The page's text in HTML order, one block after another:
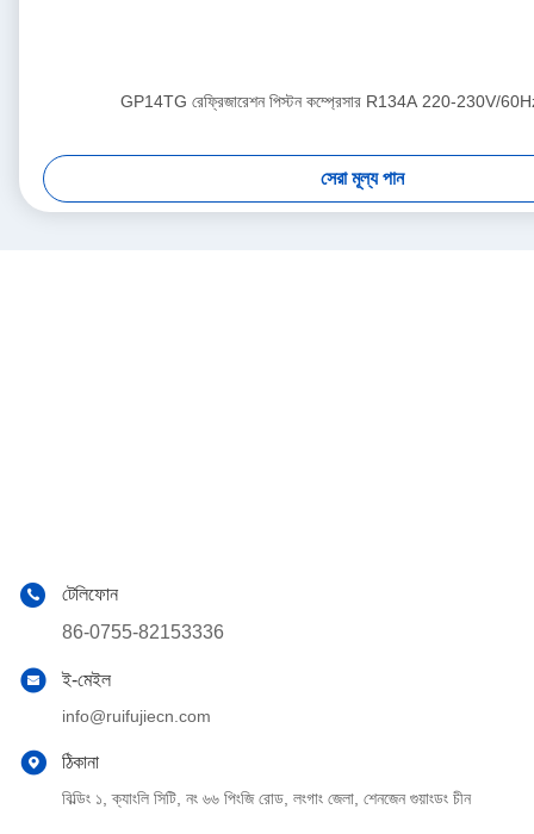
GP14TG রেফ্রিজারেশন পিস্টন কম্প্রেসার R134A 220-230V/
সেরা মূল্য পান
টেলিফোন
86-0755-82153336
ই-মেইল
info@ruifujiecn.com
ঠিকানা
বিল্ডিং ১, ক্যাংলি সিটি, নং ৬৬ পিংজি রোড, লংগাং জেলা, শেনজেন গুয়াংডং চীন